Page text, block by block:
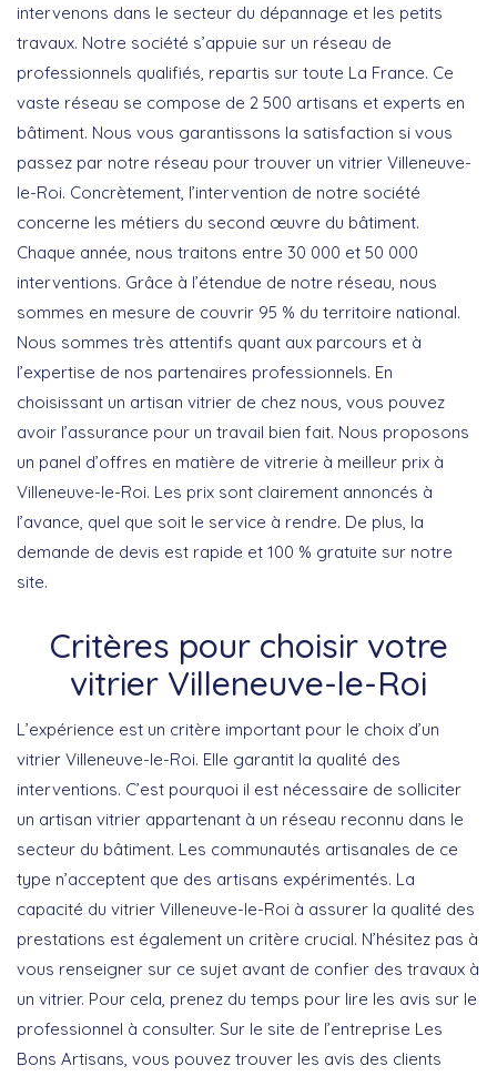
intervenons dans le secteur du dépannage et les petits
travaux. Notre société s’appuie sur un réseau de
professionnels qualifiés, repartis sur toute La France. Ce
vaste réseau se compose de 2 500 artisans et experts en
bâtiment. Nous vous garantissons la satisfaction si vous
passez par notre réseau pour trouver un vitrier Villeneuve-
le-Roi. Concrètement, l’intervention de notre société
concerne les métiers du second œuvre du bâtiment.
Chaque année, nous traitons entre 30 000 et 50 000
interventions. Grâce à l’étendue de notre réseau, nous
sommes en mesure de couvrir 95 % du territoire national.
Nous sommes très attentifs quant aux parcours et à
l’expertise de nos partenaires professionnels. En
choisissant un artisan vitrier de chez nous, vous pouvez
avoir l’assurance pour un travail bien fait. Nous proposons
un panel d’offres en matière de vitrerie à meilleur prix à
Villeneuve-le-Roi. Les prix sont clairement annoncés à
l’avance, quel que soit le service à rendre. De plus, la
demande de devis est rapide et 100 % gratuite sur notre
site.
Critères pour choisir votre
vitrier Villeneuve-le-Roi
L’expérience est un critère important pour le choix d’un
vitrier Villeneuve-le-Roi. Elle garantit la qualité des
interventions. C’est pourquoi il est nécessaire de solliciter
un artisan vitrier appartenant à un réseau reconnu dans le
secteur du bâtiment. Les communautés artisanales de ce
type n’acceptent que des artisans expérimentés. La
capacité du vitrier Villeneuve-le-Roi à assurer la qualité des
prestations est également un critère crucial. N’hésitez pas à
vous renseigner sur ce sujet avant de confier des travaux à
un vitrier. Pour cela, prenez du temps pour lire les avis sur le
professionnel à consulter. Sur le site de l’entreprise Les
Bons Artisans, vous pouvez trouver les avis des clients